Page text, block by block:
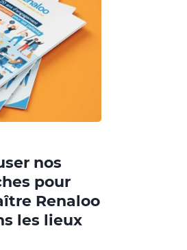
nos
pour
Renaloo
les lieux